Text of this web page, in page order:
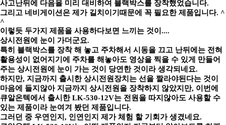
사고난뒤에 다음을 미리 대비하여 블랙박스를 장착했었습니다.
그리고 네비게이션은 제가 길치이기때문에 꼭 필요한 제품입니다. ^
^
이렇듯 두가지 제품을 사용하다보면 느끼는 것이....
상시전원에 눈이 가더군요.
특히 블랙박스를 장착 해 놓고 주차해서 시동을 끄고 난뒤에는 전혀
활용성이 없어지기에 주차를 해놓아도 영상을 찍을 수 있게 만들어
주는 상시전원에 눈이 가는 것이 당연한 것이라 생각되네요.
하지만, 지금까지 출시한 상시전원장치는 선을 짤라야된다는 것이
마음에 들지않아 지금까지 상시전원을 장착하지 않았지만, 이번에
큐알온텍에서 출시한 LK-530-12V는 전원을 따지않아도 사용할 수
있는 제품이라 눈여겨 봤던 제품입니다.
그러던 중 우연인지, 인연인지 제가 체험 할 기회가 생겼네요.